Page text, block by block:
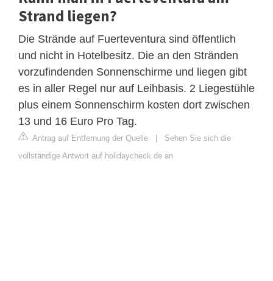
Strand liegen?
Die Strände auf Fuerteventura sind öffentlich
und nicht in Hotelbesitz. Die an den Stränden
vorzufindenden Sonnenschirme und liegen gibt
es in aller Regel nur auf Leihbasis. 2 Liegestühle
plus einem Sonnenschirm kosten dort zwischen
13 und 16 Euro Pro Tag.
Antrag auf Entfernung der Quelle | Sehen Sie sich die
vollständige Antwort auf holidaycheck.de an